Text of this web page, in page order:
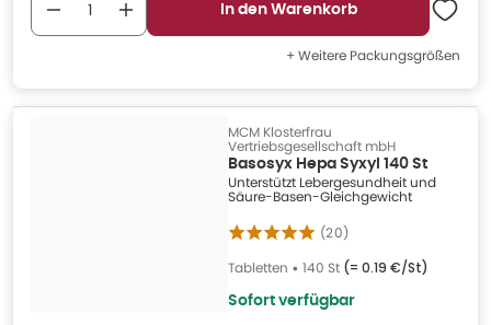
In den Warenkorb
+ Weitere Packungsgrößen
MCM Klosterfrau
Vertriebsgesellschaft mbH
Basosyx Hepa Syxyl 140 St
Unterstützt Lebergesundheit und
Säure-Basen-Gleichgewicht
(20)
Tabletten • 140 St (= 0.19 €/St)
Sofort verfügbar